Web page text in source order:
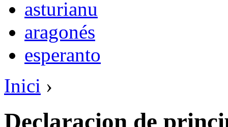
asturianu
aragonés
esperanto
Inici ›
Declaracion de